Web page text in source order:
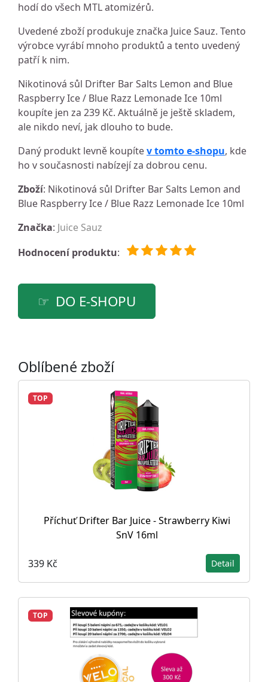
hodí do všech MTL atomizérů.
Uvedené zboží produkuje značka Juice Sauz. Tento
výrobce vyrábí mnoho produktů a tento uvedený
patří k nim.
Nikotinová sůl Drifter Bar Salts Lemon and Blue
Raspberry Ice / Blue Razz Lemonade Ice 10ml
koupíte jen za 239 Kč. Aktuálně je ještě skladem,
ale nikdo neví, jak dlouho to bude.
Daný produkt levně koupítev tomto e-shopu, kde
ho v současnosti nabízejí za dobrou cenu.
Zboží: Nikotinová sůl Drifter Bar Salts Lemon and
Blue Raspberry Ice / Blue Razz Lemonade Ice 10ml
Značka: Juice Sauz
Hodnocení produktu:
DO E-SHOPU
Oblíbené zboží
TOP
Příchuť Drifter Bar Juice - Strawberry Kiwi
SnV 16ml
339 Kč Detail
TOP